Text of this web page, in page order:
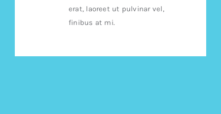
erat, laoreet ut pulvinar vel,
finibus at mi.